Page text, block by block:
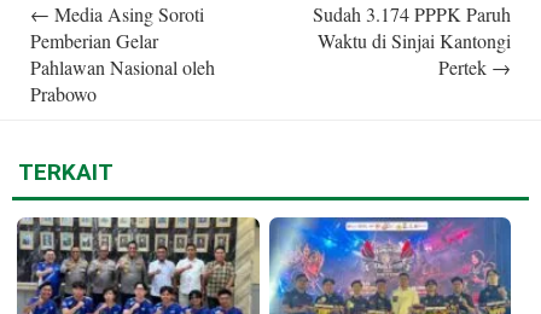
navigation
← Media Asing Soroti
Pemberian Gelar
Pahlawan Nasional oleh
Prabowo
Sudah 3.174 PPPK Paruh
Waktu di Sinjai Kantongi
Pertek →
TERKAIT